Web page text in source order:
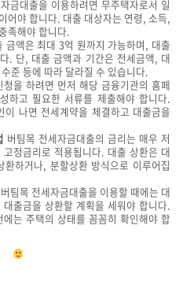
금대출을 이용하려면 무주택자로서 일
어야 합니다. 대출 대상자는 연령, 소득,
족해야 합니다.
금액은 최대 3억 원까지 가능하며, 대출
. 단, 대출 금액과 기간은 전세금액, 대
준 등에 따라 달라질 수 있습니다.
청을 하려면 먼저 해당 금융기관의 홈페
하고 필요한 서류를 제출해야 합니다.
이 나면 전세계약을 체결하고 대출금을
버팀목 전세자금대출의 금리는 매우 저
정금리로 적용됩니다. 대출 상환은 대
하거나, 분할상환 방식으로 이루어집
버팀목 전세자금대출을 이용할 때에는 대
출금을 상환할 계획을 세워야 합니다.
는 주택의 상태를 꼼꼼히 확인해야 합